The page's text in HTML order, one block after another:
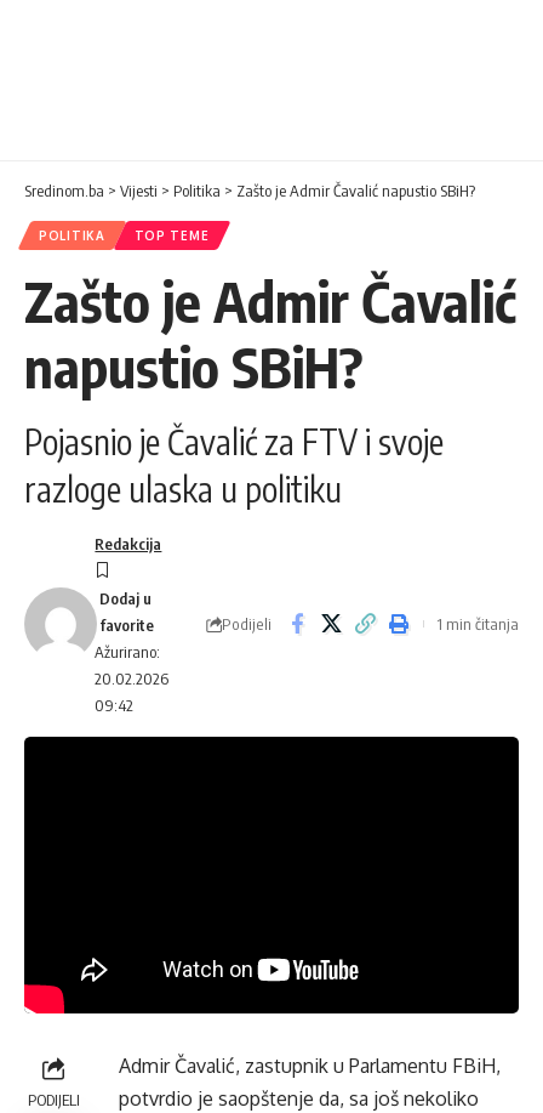
Sredinom.ba > Vijesti > Politika > Zašto je Admir Čavalić napustio SBiH?
POLITIKA TOP TEME
Zašto je Admir Čavalić
napustio SBiH?
Pojasnio je Čavalić za FTV i svoje
razloge ulaska u politiku
Ažurirano:
20.02.2026
09:42
Redakcija
Podijeli 1 min čitanja
PODIJELI
Admir Čavalić, zastupnik u Parlamentu FBiH,
potvrdio je saopštenje da, sa još nekoliko